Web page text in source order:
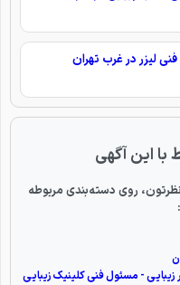
لیزر در غرب تهران
این آگهی
روی دسته‌بندی مربوطه
- مسئول فنی کلینیک زیبایی